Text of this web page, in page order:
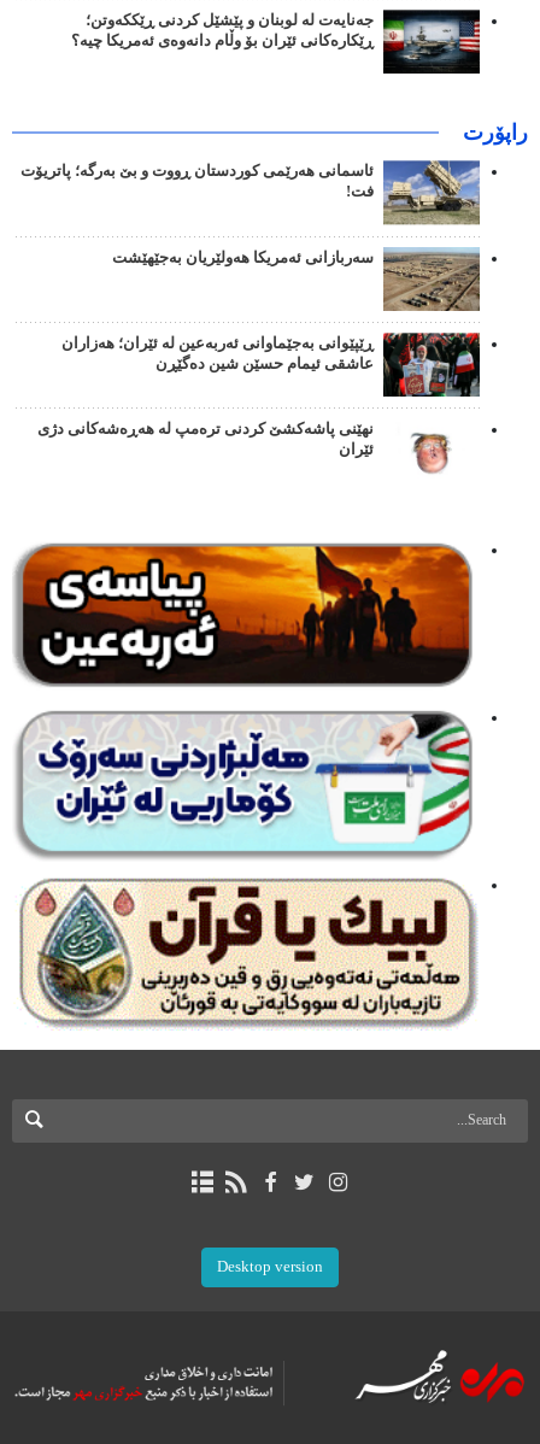
جەنایەت لە لوبنان و پێشێل کردنی ڕێککەوتن؛
ڕێکارەکانی ئێران بۆ وڵام دانەوەی ئەمریکا چیە؟
راپۆرت
ئاسمانی هەرێمی کوردستان ڕووت و بێ بەرگە؛ پاتریۆت
فت!
سەربازانی ئەمریکا هەولێریان بەجێهێشت
ڕێپێوانی بەجێماوانی ئەربەعین لە ئێران؛ هەزاران
عاشقی ئیمام حسێن شین دەگێڕن
نهێنی پاشەکشێ کردنی ترەمپ لە هەڕەشەکانی دژی
ئێران
Desktop version